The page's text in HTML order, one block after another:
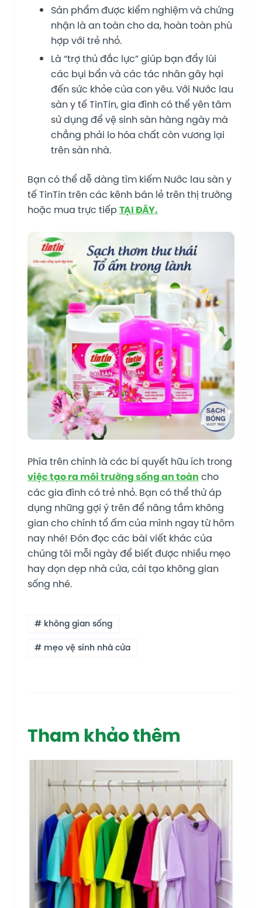
Sản phẩm được kiểm nghiệm và chứng
nhận là an toàn cho da, hoàn toàn phù
hợp với trẻ nhỏ.
Là “trợ thủ đắc lực” giúp bạn đẩy lùi
các bụi bẩn và các tác nhân gây hại
đến sức khỏe của con yêu. Với Nước lau
sàn y tế TinTin, gia đình có thể yên tâm
sử dụng để vệ sinh sàn hàng ngày mà
chẳng phải lo hóa chất còn vương lại
trên sàn nhà.
Bạn có thể dễ dàng tìm kiếm Nước lau sàn y
tế TinTin trên các kênh bán lẻ trên thị trường
hoặc mua trực tiếp TẠI ĐÂY.
Phía trên chính là các bí quyết hữu ích trong
việc tạo ra môi trường sống an toàn cho
các gia đình có trẻ nhỏ. Bạn có thể thử áp
dụng những gợi ý trên để nâng tầm không
gian cho chính tổ ấm của mình ngay từ hôm
nay nhé! Đón đọc các bài viết khác của
chúng tôi mỗi ngày để biết được nhiều mẹo
hay dọn dẹp nhà cửa, cải tạo không gian
sống nhé.
# không gian sống
# mẹo vệ sinh nhà cửa
Tham khảo thêm